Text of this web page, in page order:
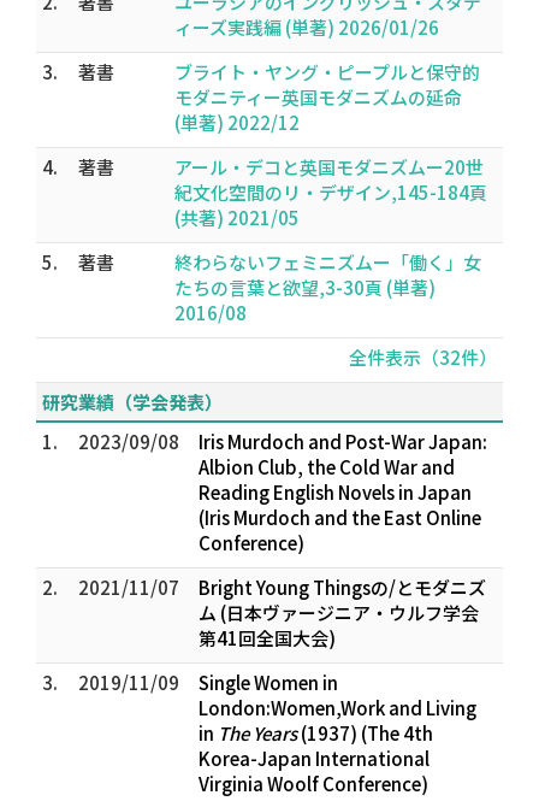
ィーズ実践編 (単著) 2026/01/26
3.
著書
ブライト・ヤング・ピープルと保守的
モダニティー英国モダニズムの延命
(単著) 2022/12
4.
著書
アール・デコと英国モダニズムー20世
紀文化空間のリ・デザイン,145-184頁
(共著) 2021/05
5.
著書
終わらないフェミニズムー「働く」女
たちの言葉と欲望,3-30頁 (単著)
2016/08
全件表示（32件）
研究業績（学会発表）
1.
2023/09/08
Iris Murdoch and Post-War Japan:
Albion Club, the Cold War and
Reading English Novels in Japan
(Iris Murdoch and the East Online
Conference)
2.
2021/11/07
Bright Young Thingsの/とモダニズ
ム (日本ヴァージニア・ウルフ学会
第41回全国大会)
3.
2019/11/09
Single Women in
London:Women,Work and Living
in The Years(1937) (The 4th
Korea-Japan International
Virginia Woolf Conference)